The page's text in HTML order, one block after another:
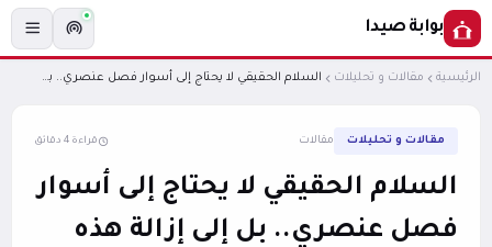
بوابة صيدا
الرئيسية مقالات و تحليلات السلام الحقيقي لا يحتاج إلى أسوار فصل عنصري.. بل إلى إزالة هذه الأسوار والحواجز العسكرية
مقالات و تحليلات مقالات قراءة 4 دقائق
السلام الحقيقي لا يحتاج إلى أسوار
فصل عنصري.. بل إلى إزالة هذه